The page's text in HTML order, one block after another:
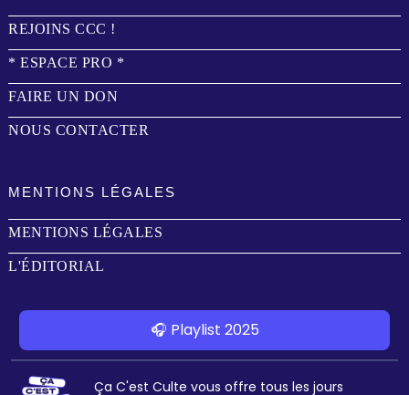
REJOINS CCC !
* ESPACE PRO *
FAIRE UN DON
NOUS CONTACTER
MENTIONS LÉGALES
MENTIONS LÉGALES
L'ÉDITORIAL
🎧 Playlist 2025
Ça C'est Culte vous offre tous les jours